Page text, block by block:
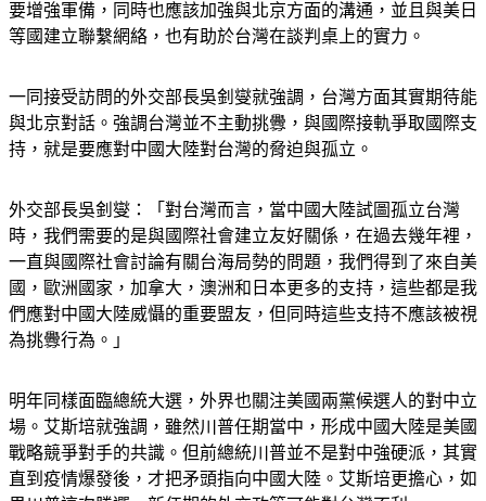
艾斯培也建議台灣，在對中策略上應該剛柔並濟。一方面除了
要增強軍備，同時也應該加強與北京方面的溝通，並且與美日
一同接受訪問的外交部長吳釗燮就強調，台灣方面其實期待能
與北京對話。強調台灣並不主動挑釁，與國際接軌爭取國際支
外交部長吳釗燮：「對台灣而言，當中國大陸試圖孤立台灣
時，我們需要的是與國際社會建立友好關係，在過去幾年裡，
一直與國際社會討論有關台海局勢的問題，我們得到了來自美
國，歐洲國家，加拿大，澳洲和日本更多的支持，這些都是我
們應對中國大陸威懾的重要盟友，但同時這些支持不應該被視
明年同樣面臨總統大選，外界也關注美國兩黨候選人的對中立
場。艾斯培就強調，雖然川普任期當中，形成中國大陸是美國
戰略競爭對手的共識。但前總統川普並不是對中強硬派，其實